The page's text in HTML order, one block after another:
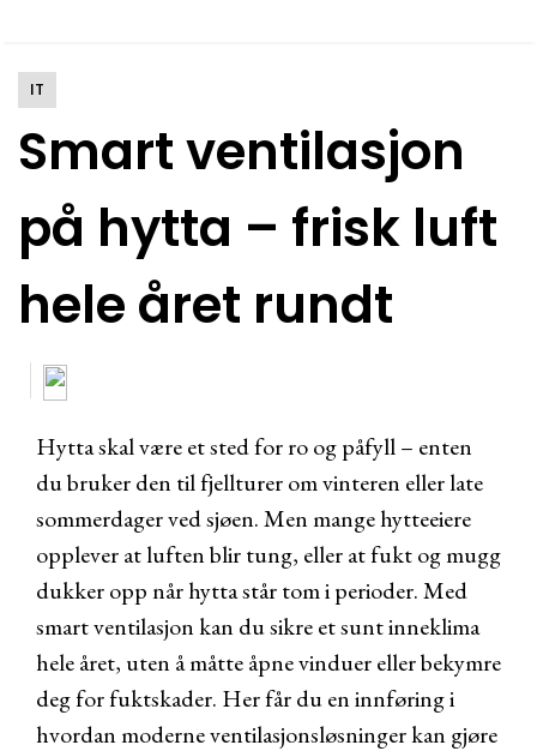
Smart ventilasjon
på hytta – frisk luft
hele året rundt
IT
Hytta skal være et sted for ro og påfyll – enten
du bruker den til fjellturer om vinteren eller late
sommerdager ved sjøen. Men mange hytteeiere
opplever at luften blir tung, eller at fukt og mugg
dukker opp når hytta står tom i perioder. Med
smart ventilasjon kan du sikre et sunt inneklima
hele året, uten å måtte åpne vinduer eller bekymre
deg for fuktskader. Her får du en innføring i
hvordan moderne ventilasjonsløsninger kan gjøre